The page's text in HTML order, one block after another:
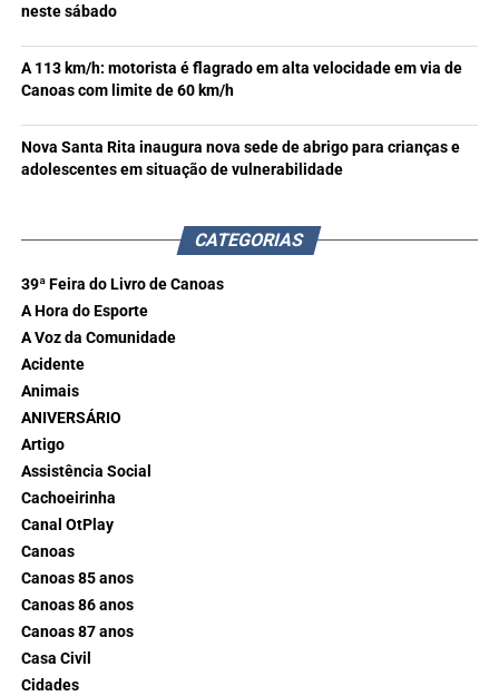
neste sábado
A 113 km/h: motorista é flagrado em alta velocidade em via de
Canoas com limite de 60 km/h
Nova Santa Rita inaugura nova sede de abrigo para crianças e
adolescentes em situação de vulnerabilidade
CATEGORIAS
39ª Feira do Livro de Canoas
A Hora do Esporte
A Voz da Comunidade
Acidente
Animais
ANIVERSÁRIO
Artigo
Assistência Social
Cachoeirinha
Canal OtPlay
Canoas
Canoas 85 anos
Canoas 86 anos
Canoas 87 anos
Casa Civil
Cidades